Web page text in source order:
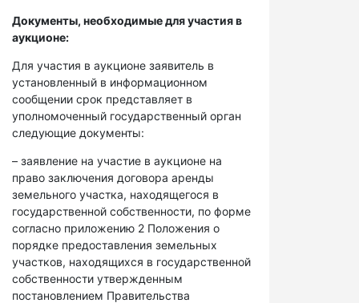
Документы, необходимые для участия в
аукционе:
Для участия в аукционе заявитель в
установленный в информационном
сообщении срок представляет в
уполномоченный государственный орган
следующие документы:
– заявление на участие в аукционе на
право заключения договора аренды
земельного участка, находящегося в
государственной собственности, по форме
согласно приложению 2 Положения о
порядке предоставления земельных
участков, находящихся в государственной
собственности утвержденным
постановлением Правительства